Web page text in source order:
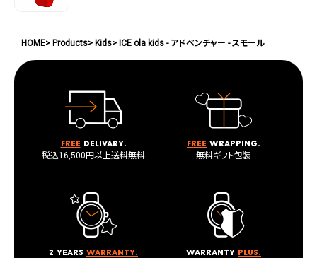
HOME Products Kids ICE ola kids - アドベンチャー - スモール
Free delivary.
税込16,500円以上送料無料
Free wrapping.
無料ギフト包装
2 years warranty.
warranty plus.